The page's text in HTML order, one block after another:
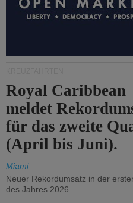
Royal Caribbean
meldet
für das zweite
(April bis Juni).
Miami
Neuer Rekordumsatz in der
des Jahres 2026